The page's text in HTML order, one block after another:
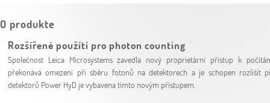
O produkte
Rozšířené použítí pro photon counting
Společnost Leica Microsystems zavedla nový proprietární přístup k
překonává omezení při sběru fotonů na detektorech a je schopen rozlišit
detektorů Power HyD je vybavena tímto novým přístupem.